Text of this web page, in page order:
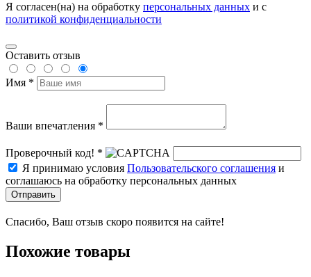
Я согласен(на) на обработку персональных данных и с
политикой конфиденциальности
Оставить отзыв
Имя *
Ваши впечатления *
Проверочный код! *
Я принимаю условия Пользовательского соглашения и
соглашаюсь на обработку персональных данных
Отправить
Спасибо, Ваш отзыв скоро появится на сайте!
Похожие товары